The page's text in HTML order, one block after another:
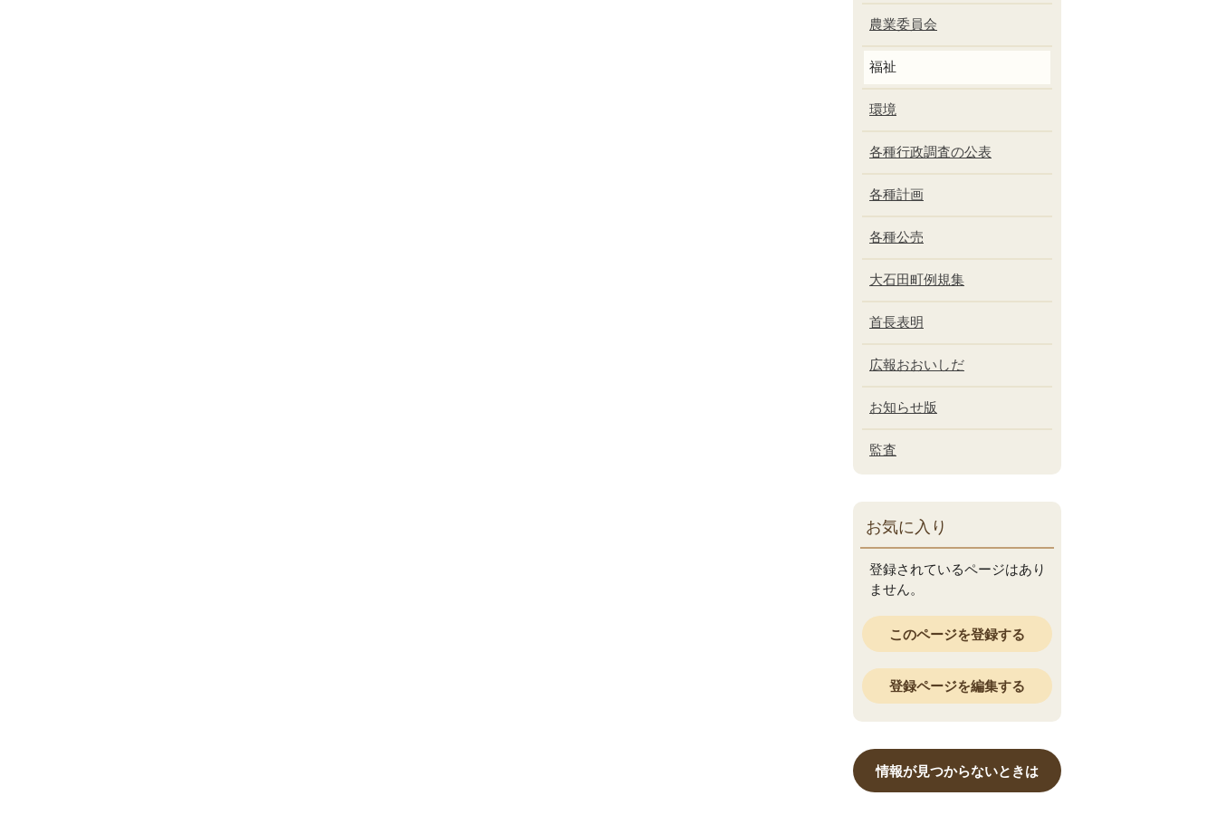
農業委員会
福祉
環境
各種行政調査の公表
各種計画
各種公売
大石田町例規集
首長表明
広報おおいしだ
お知らせ版
監査
お気に入り
登録されているページはあり
ません。
このページを登録する
登録ページを編集する
情報が見つからないときは